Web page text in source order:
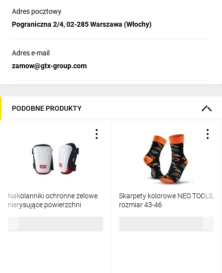
Adres pocztowy
Pograniczna 2/4, 02-285 Warszawa (Włochy)
Adres e-mail
zamow@gtx-group.com
PODOBNE PRODUKTY
Nakolanniki ochronne żelowe
nierysujące powierzchni
Skarpety kolorowe NEO TOOLS,
rozmiar 43-46